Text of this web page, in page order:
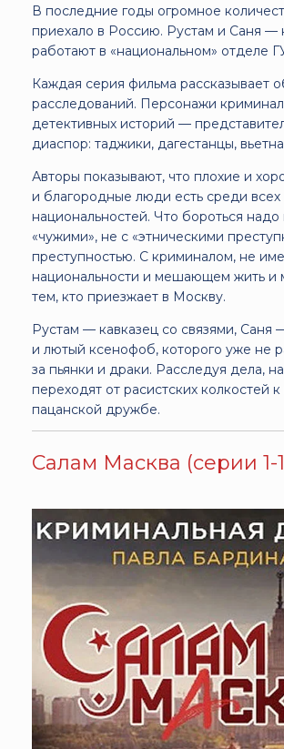
В последние годы огромное
приехало в Россию. Рустам и Саня —
работают в «национальном» отделе
Каждая серия фильма рассказывает
расследований. Персонажи
детективных историй —
диаспор: таджики, дагестанцы,
Авторы показывают, что плохие и
и благородные люди есть среди всех
национальностей. Что бороться надо
«чужими», не с «этническими
преступностью. С криминалом, не
национальности и мешающем жить и
тем, кто приезжает в Москву.
Рустам — кавказец со связями, Саня
и лютый ксенофоб, которого уже не
за пьянки и драки. Расследуя дела,
переходят от расистских колкостей
пацанской дружбе.
Салам Масква (серии 1-